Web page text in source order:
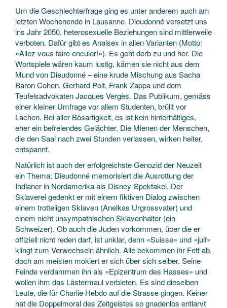
Um die Geschlechterfrage ging es unter anderem auch am
letzten Wochenende in Lausanne. Dieudonné versetzt uns
ins Jahr 2050, heterosexuelle Beziehungen sind mittlerweile
verboten. Dafür gibt es Analsex in allen Varianten (Motto:
«Allez vous faire enculer!»). Es geht derb zu und her. Die
Wortspiele wären kaum lustig, kämen sie nicht aus dem
Mund von Dieudonné – eine krude Mischung aus Sacha
Baron Cohen, Gerhard Polt, Frank Zappa und dem
Teufelsadvokaten Jacques Vergès. Das Publikum, gemäss
einer kleiner Umfrage vor allem Studenten, brüllt vor
Lachen. Bei aller Bösartigkeit, es ist kein hinterhältiges,
eher ein befreiendes Gelächter. Die Mienen der Menschen,
die den Saal nach zwei Stunden verlassen, wirken heiter,
entspannt.
Natürlich ist auch der erfolgreichste Genozid der Neuzeit
ein Thema: Dieudonné memorisiert die Ausrottung der
Indianer in Nordamerika als Disney-Spektakel. Der
Sklaverei gedenkt er mit einem fiktiven Dialog zwischen
einem trotteligen Sklaven (Anelkas Urgrossvater) und
einem nicht unsympathischen Sklavenhalter (ein
Schweizer). Ob auch die Juden vorkommen, über die er
offiziell nicht reden darf, ist unklar, denn «Suisse» und «juif»
klingt zum Verwechseln ähnlich. Alle bekommen ihr Fett ab,
doch am meisten mokiert er sich über sich selber. Seine
Feinde verdammen ihn als «Epizentrum des Hasses» und
wollen ihm das Lästermaul verbieten. Es sind dieselben
Leute, die für Charlie Hebdo auf die Strasse gingen. Keiner
hat die Doppelmoral des Zeitgeistes so gnadenlos entlarvt